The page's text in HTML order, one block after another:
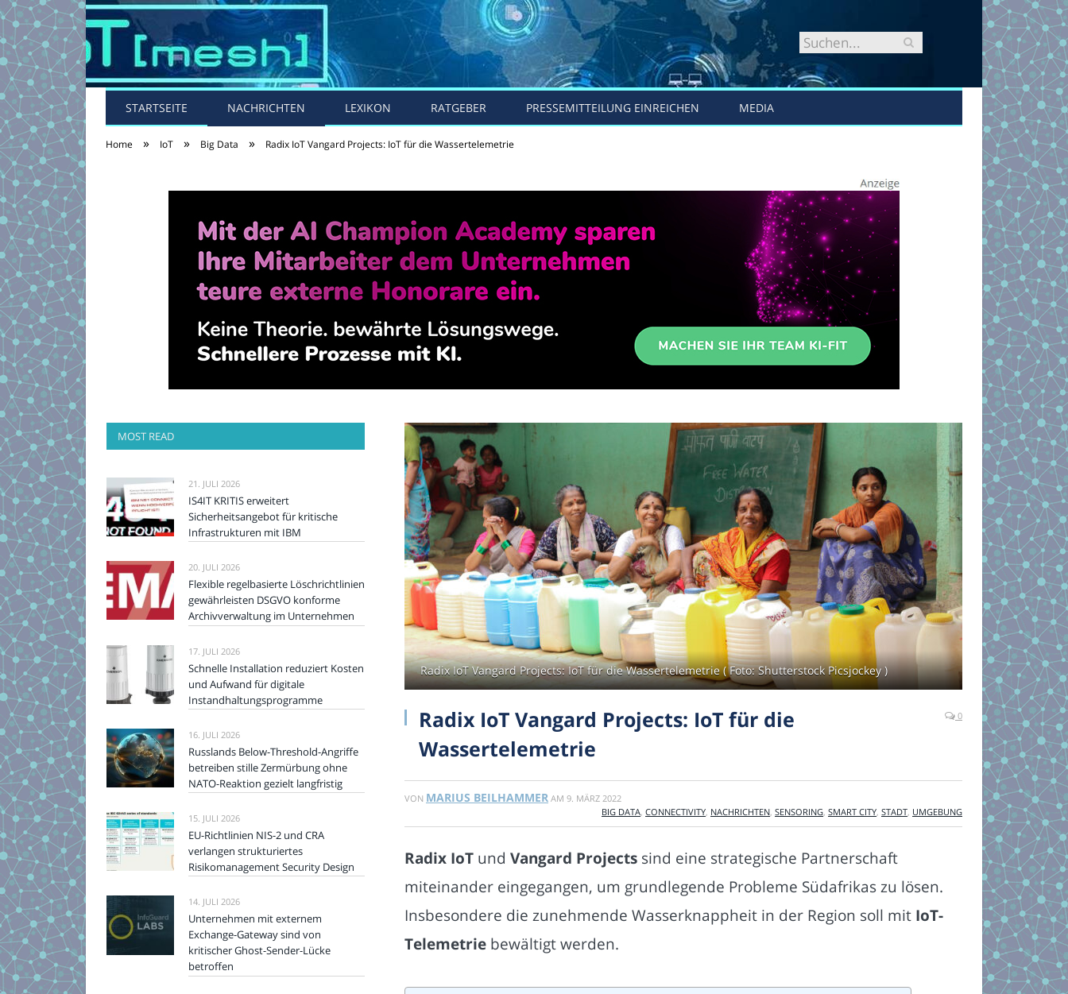
STARTSEITE NACHRICHTEN LEXIKON RATGEBER PRESSEMITTEILUNG EINREICHEN MEDIA
Home » IoT » Big Data » Radix IoT Vangard Projects: IoT für die Wassertelemetrie
Radix IoT Vangard Projects: IoT für die Wassertelemetrie ( Foto: Shutterstock Picsjockey )
Radix IoT Vangard Projects: IoT für die
Wassertelemetrie
0
VON MARIUS BEILHAMMER AM 9. MÄRZ 2022
BIG DATA, CONNECTIVITY, NACHRICHTEN, SENSORING, SMART CITY, STADT, UMGEBUNG
Radix IoT und Vangard Projects sind eine strategische Partnerschaft
miteinander eingegangen, um grundlegende Probleme Südafrikas zu lösen.
Insbesondere die zunehmende Wasserknappheit in der Region soll mit IoT-
Telemetrie bewältigt werden.
MOST READ
21. JULI 2026
IS4IT KRITIS erweitert
Sicherheitsangebot für kritische
Infrastrukturen mit IBM
20. JULI 2026
Flexible regelbasierte Löschrichtlinien
gewährleisten DSGVO konforme
Archivverwaltung im Unternehmen
17. JULI 2026
Schnelle Installation reduziert Kosten
und Aufwand für digitale
Instandhaltungsprogramme
16. JULI 2026
Russlands Below-Threshold-Angriffe
betreiben stille Zermürbung ohne
NATO-Reaktion gezielt langfristig
15. JULI 2026
EU-Richtlinien NIS-2 und CRA
verlangen strukturiertes
Risikomanagement Security Design
14. JULI 2026
Unternehmen mit externem
Exchange-Gateway sind von
kritischer Ghost-Sender-Lücke
betroffen